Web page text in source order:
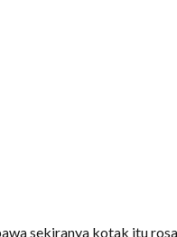
sekiranya kotak itu